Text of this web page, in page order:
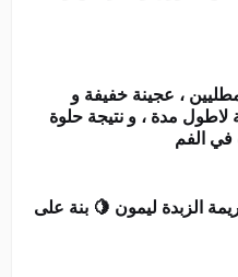
، عجينة خفيفة و
لاطول مدة ، و نتيجة حلوة
في الفم
الزبدة ليمون 🍋 بنة على